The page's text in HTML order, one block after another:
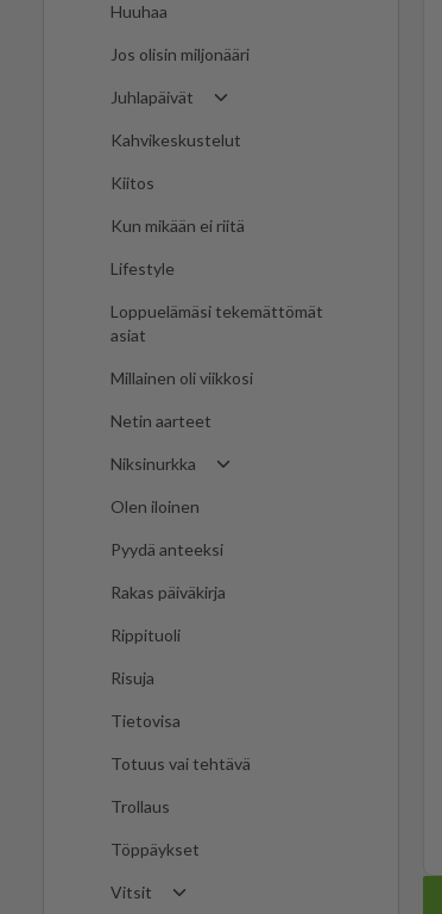
Huuhaa
Jos olisin miljonääri
Juhlapäivät
Kahvikeskustelut
Kiitos
Kun mikään ei riitä
Lifestyle
Loppuelämäsi tekemättömät
asiat
Millainen oli viikkosi
Netin aarteet
Niksinurkka
Olen iloinen
Pyydä anteeksi
Rakas päiväkirja
Rippituoli
Risuja
Tietovisa
Totuus vai tehtävä
Trollaus
Töppäykset
Vitsit